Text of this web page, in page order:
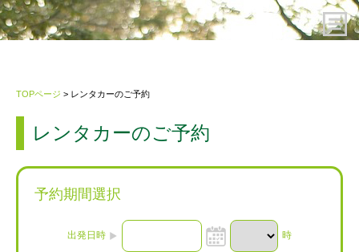
ご利用案内
TOPページ > レンタカーのご予約
レンタカーのご予約
予約期間選択
出発日時 時